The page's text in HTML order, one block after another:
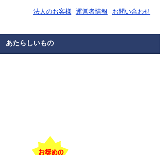
法人のお客様 運営者情報 お問い合わせ
あたらしいもの